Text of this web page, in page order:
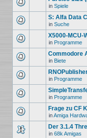
in Spiele
S: Alfa Data
in Suche
X5000-MCU-
in Programme
Commodore
in Biete
in Programme
in Programme
Frage zu CF
inAmiga
Der 3.1.4
in 68k Amigas